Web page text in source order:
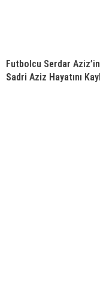
Futbolcu Serdar Aziz’in
Sadri Aziz Hayatını